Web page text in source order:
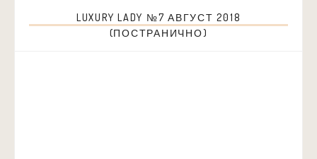
LUXURY LADY №7 АВГУСТ 2018
(ПОСТРАНИЧНО)